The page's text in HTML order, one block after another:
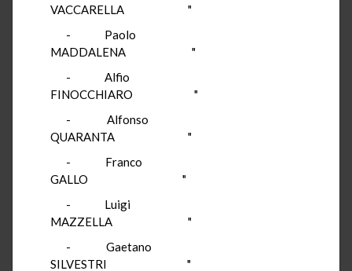
VACCARELLA "
- Paolo
MADDALENA "
- Alfio
FINOCCHIARO "
- Alfonso
QUARANTA "
- Franco
GALLO "
- Luigi
MAZZELLA "
- Gaetano
SILVESTRI "